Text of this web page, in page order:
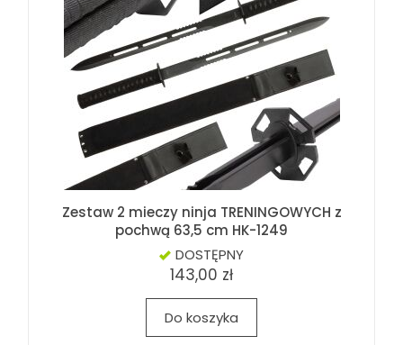
Zestaw 2 mieczy ninja TRENINGOWYCH z
pochwą 63,5 cm HK-1249
DOSTĘPNY
143,00 zł
Do koszyka